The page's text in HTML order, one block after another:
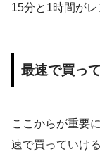
15分と1時間がレ
最速で買っ
ここからが重要
速で買っていけ